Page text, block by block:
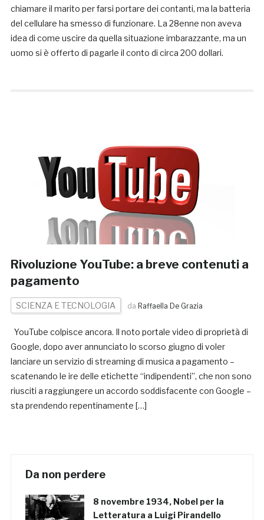
chiamare il marito per farsi portare dei contanti, ma la batteria
del cellulare ha smesso di funzionare. La 28enne non aveva
idea di come uscire da quella situazione imbarazzante, ma un
uomo si è offerto di pagarle il conto di circa 200 dollari.
Rivoluzione YouTube: a breve contenuti a
pagamento
SCIENZA E TECNOLOGIA da Raffaella De Grazia
YouTube colpisce ancora. Il noto portale video di proprietà di
Google, dopo aver annunciato lo scorso giugno di voler
lanciare un servizio di streaming di musica a pagamento –
scatenando le ire delle etichette “indipendenti”, che non sono
riusciti a raggiungere un accordo soddisfacente con Google –
sta prendendo repentinamente […]
Da non perdere
8 novembre 1934, Nobel per la
Letteratura a Luigi Pirandello